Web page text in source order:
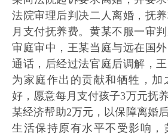
法院审理后判决二人离婚，抚
月支付抚养费。黄某不服一审
审庭审中，王某当庭与远在国
通话，后经过法官庭后调解，
为家庭作出的贡献和牺牲，加
好，愿意每月支付孩子3万元抚
某经济帮助2万元，以保障离婚
生活保持原有水平不受影响，